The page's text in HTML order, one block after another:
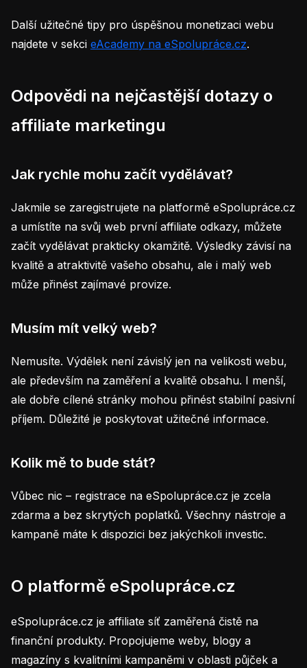
Další užitečné tipy pro úspěšnou monetizaci webu
najdete v sekci eAcademy na eSpolupráce.cz.
Odpovědi na nejčastější dotazy o
affiliate marketingu
Jak rychle mohu začít vydělávat?
Jakmile se zaregistrujete na platformě eSpolupráce.cz
a umístíte na svůj web první affiliate odkazy, můžete
začít vydělávat prakticky okamžitě. Výsledky závisí na
kvalitě a atraktivitě vašeho obsahu, ale i malý web
může přinést zajímavé provize.
Musím mít velký web?
Nemusíte. Výdělek není závislý jen na velikosti webu,
ale především na zaměření a kvalitě obsahu. I menší,
ale dobře cílené stránky mohou přinést stabilní pasivní
příjem. Důležité je poskytovat užitečné informace.
Kolik mě to bude stát?
Vůbec nic – registrace na eSpolupráce.cz je zcela
zdarma a bez skrytých poplatků. Všechny nástroje a
kampaně máte k dispozici bez jakýchkoli investic.
O platformě eSpolupráce.cz
eSpolupráce.cz je affiliate síť zaměřená čistě na
finanční produkty. Propojujeme weby, blogy a
magazíny s kvalitními kampaněmi v oblasti půjček a